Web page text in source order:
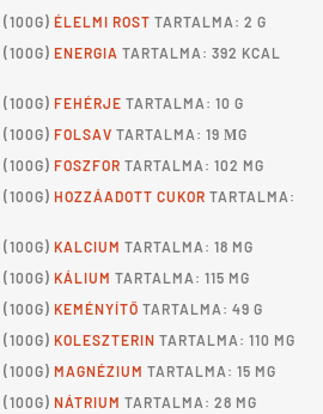
(100G) ÉLELMI ROST TARTALMA: 2 G
(100G) ENERGIA TARTALMA: 392 KCAL
(100G) FEHÉRJE TARTALMA: 10 G
(100G) FOLSAV TARTALMA: 19 ΜG
(100G) FOSZFOR TARTALMA: 102 MG
(100G) HOZZÁADOTT CUKOR TARTALMA:
(100G) KALCIUM TARTALMA: 18 MG
(100G) KÁLIUM TARTALMA: 115 MG
(100G) KEMÉNYÍTŐ TARTALMA: 49 G
(100G) KOLESZTERIN TARTALMA: 110 MG
(100G) MAGNÉZIUM TARTALMA: 15 MG
(100G) NÁTRIUM TARTALMA: 28 MG